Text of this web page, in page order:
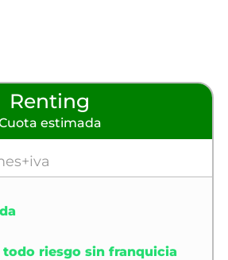
Renting
estimada
riesgo sin franquicia